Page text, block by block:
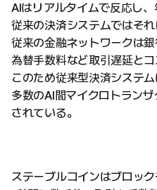
AIはリアルタイムで反応し、
従来の決済システムではそれ
従来の金融ネットワークは銀
為替手数料など取引遅延とコ
このため従来型決済システム
多数のAI間マイクロトラン
されている。
ステーブルコインはブロック